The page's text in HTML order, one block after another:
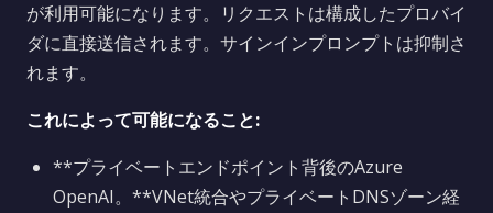
が利用可能になります。リクエストは構成したプロバイ
ダに直接送信されます。サインインプロンプトは抑制さ
れます。
これによって可能になること:
**プライベートエンドポイント背後のAzure
OpenAI。**VNet統合やプライベートDNSゾーン経